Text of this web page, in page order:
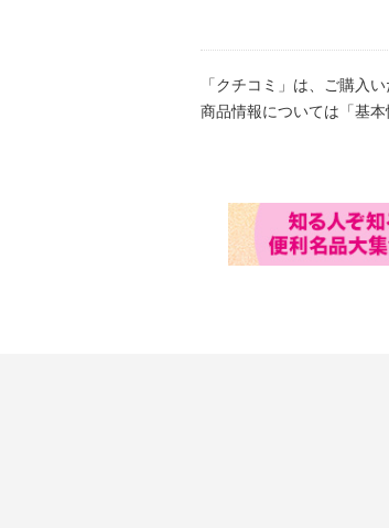
「クチコミ」は、ご購入
商品情報については「基本